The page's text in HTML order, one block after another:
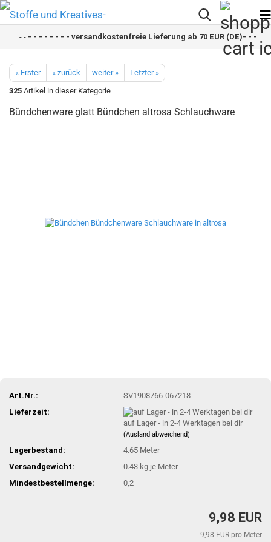
- - - - - - - - versandkostenfreie Lieferung ab 70 EUR (DE)- - - -
« Erster « zurück weiter »
Letzter »
325 Artikel in dieser Kategorie
Bündchenware glatt Bündchen altrosa Schlauchware
Art.Nr.:
SV1908766-067218
Lieferzeit:
auf Lager - in 2-4 Werktagen bei dir
(Ausland abweichend)
Lagerbestand: 4.65 Meter
Versandgewicht:
0.43 kg je Meter
Mindestbestellmenge:
0,2
9,98 EUR
9,98 EUR pro Meter